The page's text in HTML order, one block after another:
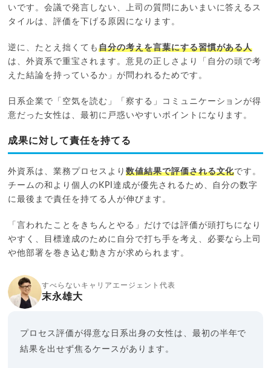
いです。会議で発言しない、上司の質問にあいまいに答えるス
タイルは、評価を下げる原因になります。
逆に、たとえ拙くても自分の考えを言葉にする習慣がある人
は、外資系で重宝されます。意見の正しさより「自分の頭で考
えた結論を持っているか」が問われるためです。
日系企業で「空気を読む」「察する」コミュニケーションが得
意だった女性は、最初に戸惑いやすいポイントになります。
成果に対して責任を持てる
外資系は、業務プロセスより 数値結果で評価される文化です。
チームの和より個人のKPI達成が優先されるため、自分の数字
に最後まで責任を持てる人が伸びます。
「言われたことをきちんとやる」だけでは評価が頭打ちになり
やすく、目標達成のために自分で打ち手を考え、必要なら上司
や他部署を巻き込む動き方が求められます。
すべらないキャリアエージェント代表
末永雄大
プロセス評価が得意な日系出身の女性は、最初の半年で
結果を出せず焦るケースがあります。